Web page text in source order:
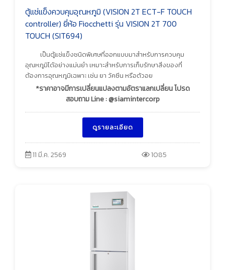
ตู้แช่แข็งควบคุมอุณหภูมิ (VISION 2T ECT-F TOUCH
controller) ยี่ห้อ Fiocchetti รุ่น VISION 2T 700
TOUCH (SIT694)
เป็นตู้แช่แข็งชนิดพิเศษที่ออกแบบมาสำหรับการควบคุม
อุณหภูมิได้อย่างแม่นยำ เหมาะสำหรับการเก็บรักษาสิ่งของที่
ต้องการอุณหภูมิเฉพาะ เช่น ยา วัคซีน หรือตัวอย
*ราคาอาจมีการเปลี่ยนแปลงตามอัตราแลกเปลี่ยน โปรด
สอบถาม Line : @siamintercorp
ดูรายละเอียด
11 มี.ค. 2569 1085